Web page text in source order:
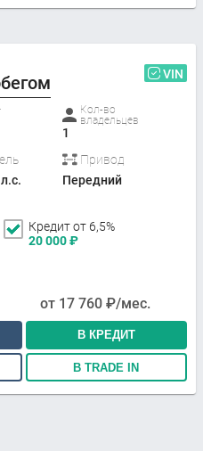
VIN
Кол-во
владельцев
1
Привод
Передний
Кредит от 6,5%
20 000₽
от 17 760 ₽/мес.
В КРЕДИТ
В TRADE IN